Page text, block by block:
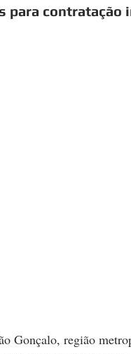
para contratação
Gonçalo, região